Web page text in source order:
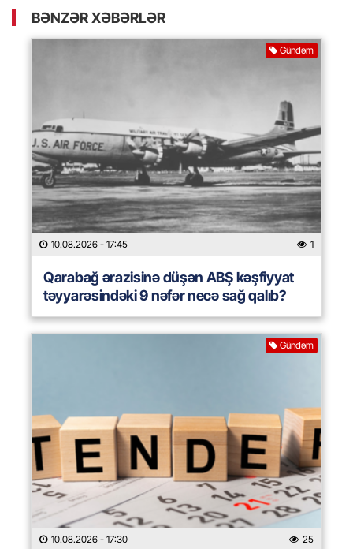
BƏNZƏR XƏBƏRLƏR
Gündəm
10.08.2026 - 17:45 1
Qarabağ ərazisinə düşən ABŞ kəşfiyyat
təyyarəsindəki 9 nəfər necə sağ qalıb?
Gündəm
10.08.2026 - 17:30 25